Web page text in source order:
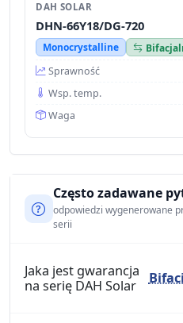
DAH SOLAR
DHN-66Y18/DG-720
Monocrystalline
Sprawność
Wsp. temp.
Waga
Często zadawane
odpowiedzi wygenerowane
serii
Jaka jest gwarancja
na serię DAH Solar